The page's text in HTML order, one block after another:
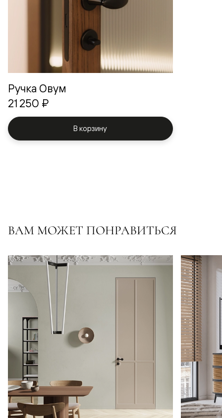
Ручка Овум
21 250 ₽
В корзину
ВАМ МОЖЕТ ПОНРАВИТЬСЯ